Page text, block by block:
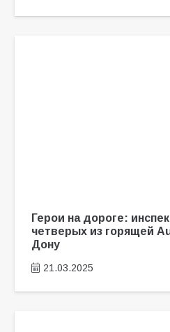
Герои на дороге:
четверых из горящей
Дону
21.03.2025